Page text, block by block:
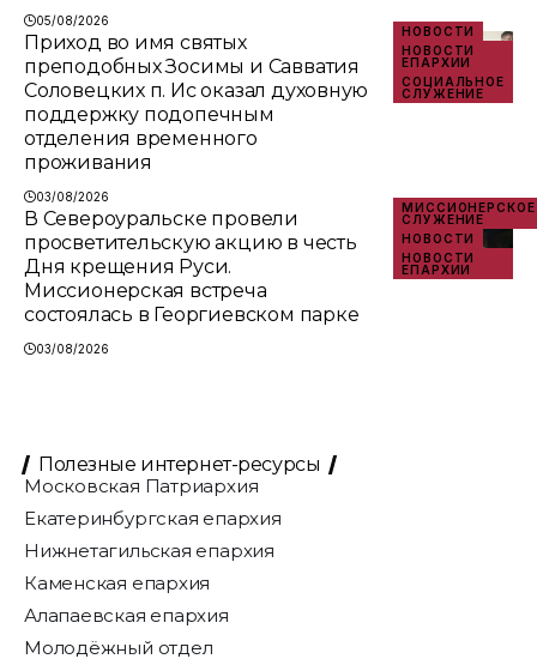
05/08/2026
НОВОСТИ
НОВОСТИ
ЕПАРХИИ
СОЦИАЛЬНОЕ
СЛУЖЕНИЕ
Приход во имя святых
преподобных Зосимы и Савватия
Соловецких п. Ис оказал духовную
поддержку подопечным
отделения временного
проживания
03/08/2026
МИССИОНЕРСКОЕ
СЛУЖЕНИЕ
НОВОСТИ
НОВОСТИ
ЕПАРХИИ
В Североуральске провели
просветительскую акцию в честь
Дня крещения Руси.
Миссионерская встреча
состоялась в Георгиевском парке
03/08/2026
Полезные интернет-ресурсы
Московская Патриархия
Екатеринбургская епархия
Нижнетагильская епархия
Каменская епархия
Алапаевская епархия
Молодёжный отдел